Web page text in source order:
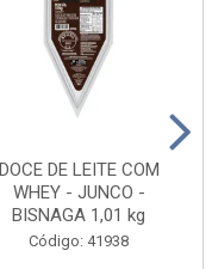
DOCE DE LEITE COM
WHEY - JUNCO -
BISNAGA 1,01 kg
Código: 41938